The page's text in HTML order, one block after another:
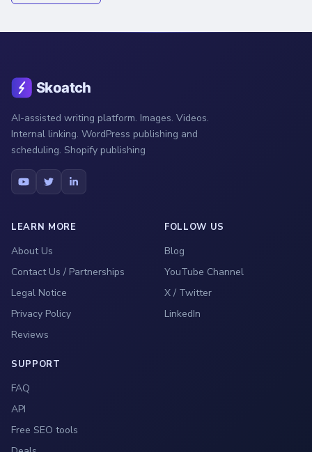
AI-assisted writing platform. Images. Videos.
Internal linking. WordPress publishing and
scheduling. Shopify publishing
LEARN MORE
About Us
Contact Us / Partnerships
Legal Notice
Privacy Policy
Reviews
FOLLOW US
Blog
YouTube Channel
X / Twitter
LinkedIn
SUPPORT
FAQ
API
Free SEO tools